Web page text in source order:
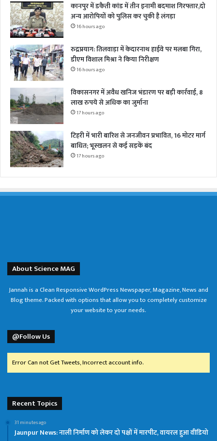
कानपुर में डकैती कांड में तीन इनामी बदमाश गिरफ्तार,दो
अन्य आरोपियों को पुलिस कर चुकी है लंगड़ा
16 hours ago
रुद्रप्रयाग: तिलवाड़ा में केदारनाथ हाईवे पर मलबा गिरा,
डीएम विशाल मिश्रा ने किया निरीक्षण
16 hours ago
विकासनगर में अवैध खनिज भंडारण पर बड़ी कार्रवाई, 8
लाख रुपये से अधिक का जुर्माना
17 hours ago
टिहरी में भारी बारिश से जनजीवन प्रभावित, 16 मोटर मार्ग
बाधित; भूस्खलन से कई सड़कें बंद
17 hours ago
About Science MAG
Jannah is a Clean Responsive WordPress Newspaper, Magazine, News and
Blog theme. Packed with options that allow you to completely customize
your website to your needs.
@Follow Us
Error Can not Get Tweets, Incorrect account info.
Recent Topics
31 minutes ago
Jaunpur News: नाली निर्माण को लेकर दो पक्षों में मारपीट, वायरल हुआ वीडियो